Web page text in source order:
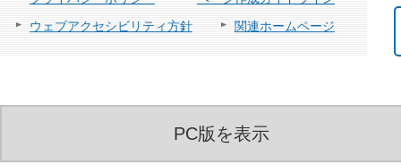
ウェブアクセシビリティ方針
関連ホームページ
PC版を表示